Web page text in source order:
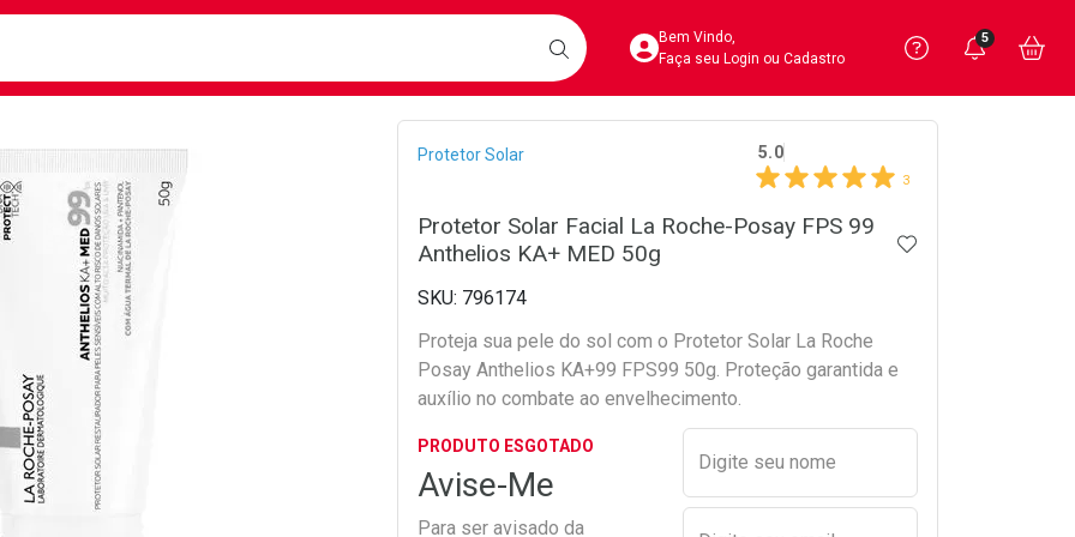
BUSCARAcesse sua Conta
Bem Vindo,
Faça seu Login ou Cadastro
Precisa
Ver Recursos
Você
5
Breadcrumb
Protetor Solar 5.0
3
Protetor Solar Facial La Roche-Posay FPS 99
Anthelios KA+ MED 50g
ADICIONAR AOS
796174
Proteja sua pele do sol com o Protetor Solar La Roche
Posay Anthelios KA+99 FPS99 50g. Proteção garantida e
auxílio no combate ao envelhecimento.
PRODUTO ESGOTADO
Avise-Me
Para ser avisado da
Preencher nome e email
Digite seu nome